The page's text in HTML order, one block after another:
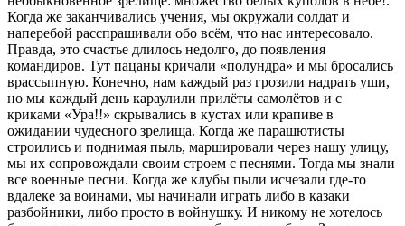
Когда же заканчивались учения, мы окружали солдат и
наперебой расспрашивали обо всём, что нас интересовало.
Правда, это счастье длилось недолго, до появления
командиров. Тут пацаны кричали «полундра» и мы бросались
врассыпную. Конечно, нам каждый раз грозили надрать уши,
но мы каждый день караулили прилёты самолётов и с
криками «Ура!!» скрывались в кустах или крапиве в
ожидании чудесного зрелища. Когда же парашютисты
строились и поднимая пыль, маршировали через нашу улицу,
мы их сопровождали своим строем с песнями. Тогда мы знали
все военные песни. Когда же клубы пыли исчезали где-то
вдалеке за воинами, мы начинали играть либо в казаки
разбойники, либо просто в войнушку. И никому не хотелось